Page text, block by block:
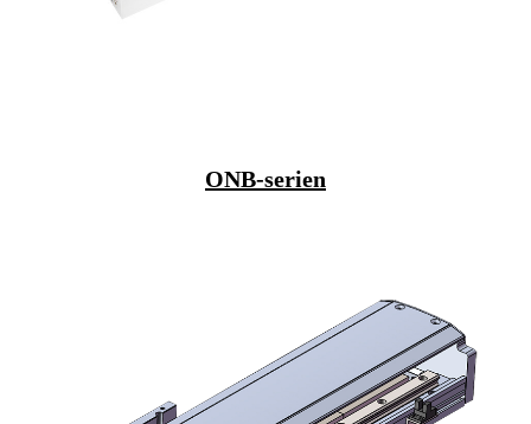
ONB-serien